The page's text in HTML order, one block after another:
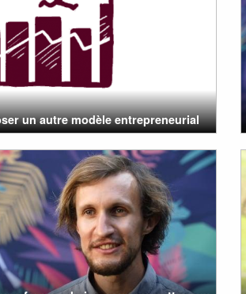
un autre modèle entrepreneurial